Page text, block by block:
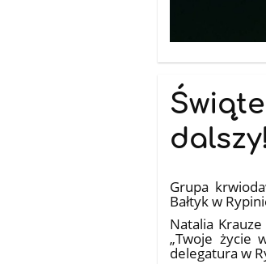
Grupa
Bałtyk w
Natalia
„Twoje życie
delegatura w